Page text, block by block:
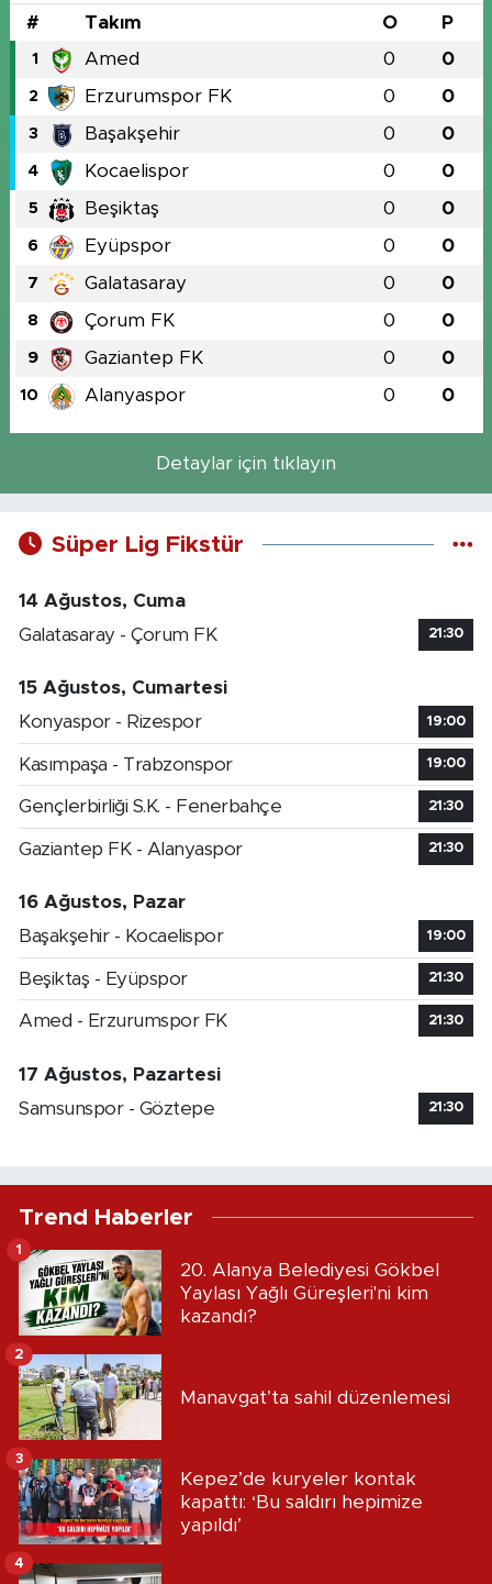
# Takım O P
1 Amed 0 0
2 Erzurumspor FK 0 0
3 Başakşehir 0 0
4 Kocaelispor 0 0
5 Beşiktaş 0 0
6 Eyüpspor 0 0
7 Galatasaray 0 0
8 Çorum FK 0 0
9 Gaziantep FK 0 0
10 Alanyaspor 0 0
Detaylar için tıklayın
Süper Lig Fikstür
14 Ağustos, Cuma
Galatasaray - Çorum FK
21:30
15 Ağustos, Cumartesi
Konyaspor - Rizespor
19:00
Kasımpaşa - Trabzonspor 19:00
Gençlerbirliği S.K. - Fenerbahçe 21:30
Gaziantep FK - Alanyaspor 21:30
16 Ağustos, Pazar
Başakşehir - Kocaelispor
19:00
Beşiktaş - Eyüpspor 21:30
Amed - Erzurumspor FK 21:30
17 Ağustos, Pazartesi
Samsunspor - Göztepe
21:30
Trend Haberler
20. Alanya Belediyesi Gökbel
Yaylası Yağlı Güreşleri'ni kim
kazandı?
1
Manavgat’ta sahil düzenlemesi
2
Kepez’de kuryeler kontak
kapattı: ‘Bu saldırı hepimize
yapıldı’
3
4